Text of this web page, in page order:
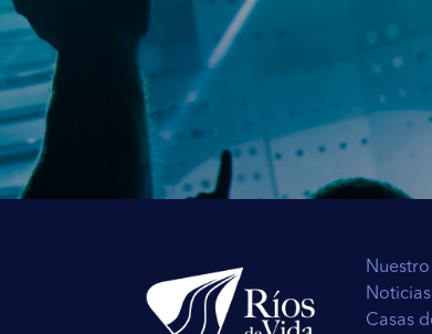
Presencia vuelve a pedir lo mismo, la
Dios te de una palabra, hasta que el
sus peticiones y se salen.
Métete con Dios, hasta que no
Salmos 46:10 (RVR)
El activismo no es fe, la carnalidad no es
Presencia. Entra en un nuevo nivel. En la
revela la parte que conoce de ti.
Casas